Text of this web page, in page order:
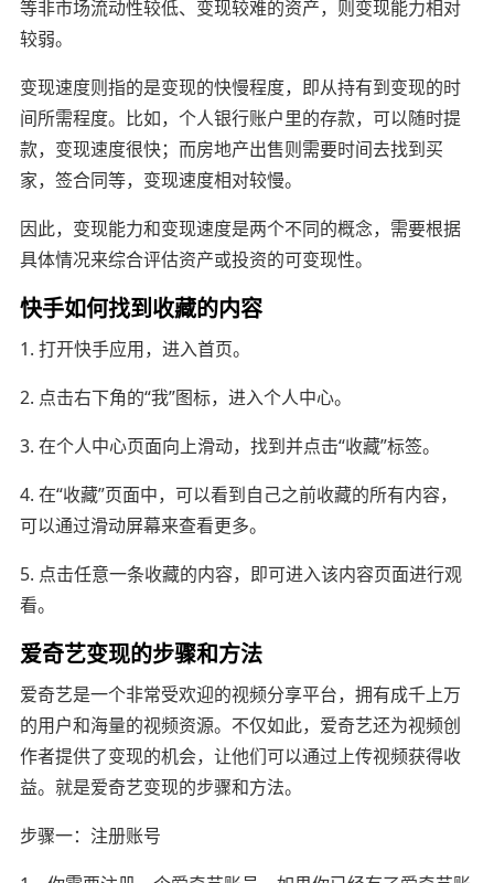
等非市场流动性较低、变现较难的资产，则变现能力相对
较弱。
变现速度则指的是变现的快慢程度，即从持有到变现的时
间所需程度。比如，个人银行账户里的存款，可以随时提
款，变现速度很快；而房地产出售则需要时间去找到买
家，签合同等，变现速度相对较慢。
因此，变现能力和变现速度是两个不同的概念，需要根据
具体情况来综合评估资产或投资的可变现性。
快手如何找到收藏的内容
1. 打开快手应用，进入首页。
2. 点击右下角的“我”图标，进入个人中心。
3. 在个人中心页面向上滑动，找到并点击“收藏”标签。
4. 在“收藏”页面中，可以看到自己之前收藏的所有内容，
可以通过滑动屏幕来查看更多。
5. 点击任意一条收藏的内容，即可进入该内容页面进行观
看。
爱奇艺变现的步骤和方法
爱奇艺是一个非常受欢迎的视频分享平台，拥有成千上万
的用户和海量的视频资源。不仅如此，爱奇艺还为视频创
作者提供了变现的机会，让他们可以通过上传视频获得收
益。就是爱奇艺变现的步骤和方法。
步骤一：注册账号